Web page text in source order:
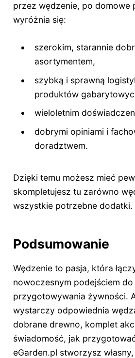
przez wędzenie, po domowe
wyróżnia się:
szerokim, starannie
asortymentem,
szybką i sprawną
produktów
wieloletnim
dobrymi opiniami i
doradztwem.
Dzięki temu możesz mieć
skompletujesz tu zarówno
wszystkie potrzebne dodatki.
Podsumowanie
Wędzenie to pasja, która
nowoczesnym podejściem do
przygotowywania żywności.
wystarczy odpowiednia
dobrane drewno, komplet
świadomość, jak
eGarden.pl stworzysz